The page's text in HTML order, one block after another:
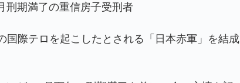
期満了の重信房子受刑者
国際テロを起こしたとされる「日本赤軍」を結成